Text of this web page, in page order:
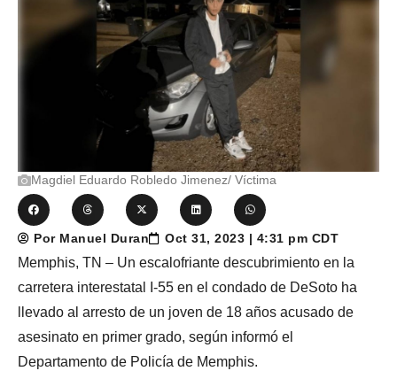
Magdiel Eduardo Robledo Jimenez/ Víctima
Por Manuel Duran Oct 31, 2023 | 4:31 pm CDT
Memphis, TN – Un escalofriante descubrimiento en la
carretera interestatal I-55 en el condado de DeSoto ha
llevado al arresto de un joven de 18 años acusado de
asesinato en primer grado, según informó el
Departamento de Policía de Memphis.